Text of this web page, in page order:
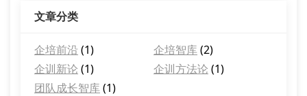
文章分类
企培前沿 (1) 企培智库 (2)
企训新论 (1) 企训方法论 (1)
团队成长智库 (1)